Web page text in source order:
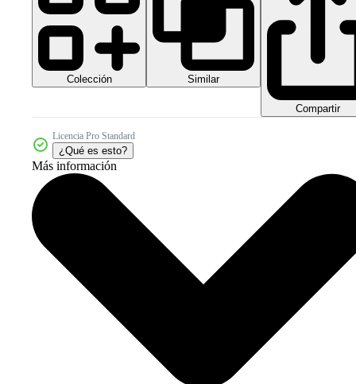
Colección Similar
Compartir
Licencia Pro Standard
¿Qué es esto?
Más información